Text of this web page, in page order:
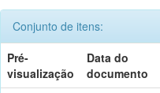
Conjunto de itens:
Pré-
visualização
Data do
documento